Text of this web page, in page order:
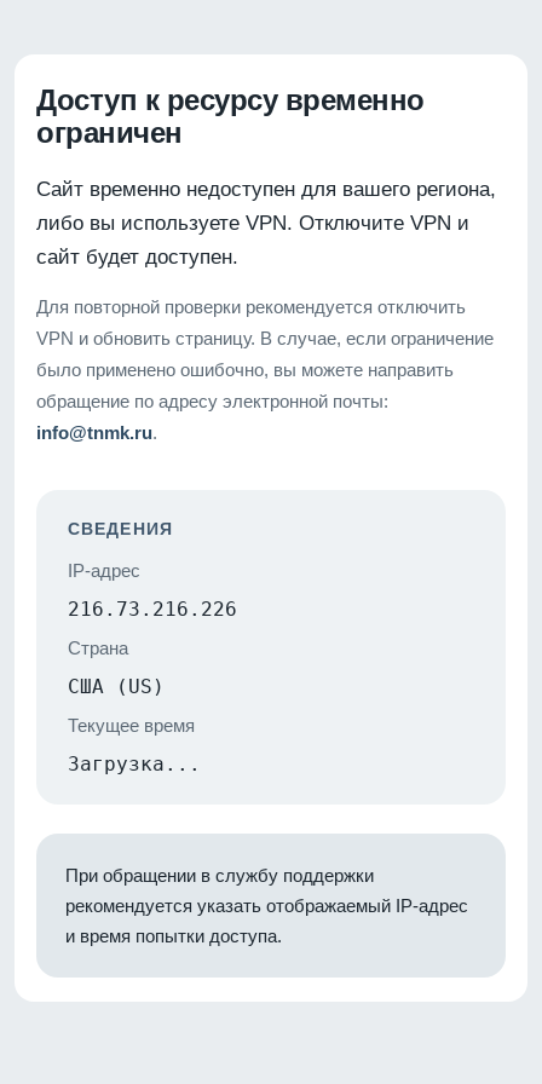
Доступ к ресурсу временно
ограничен
Сайт временно недоступен для вашего региона,
либо вы используете VPN. Отключите VPN и
сайт будет доступен.
Для повторной проверки рекомендуется отключить
VPN и обновить страницу. В случае, если ограничение
было применено ошибочно, вы можете направить
обращение по адресу электронной почты:
info@tnmk.ru.
СВЕДЕНИЯ
IP-адрес
216.73.216.226
Страна
США (US)
Текущее время
Загрузка...
При обращении в службу поддержки
рекомендуется указать отображаемый IP-адрес
и время попытки доступа.